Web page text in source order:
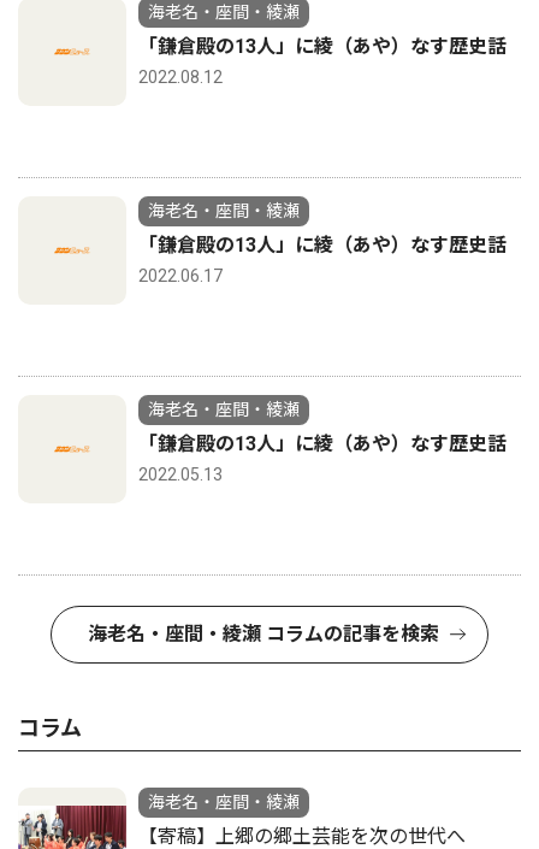
海老名・座間・綾瀬
「鎌倉殿の13人」に綾（あや）なす歴史話
2022.08.12
海老名・座間・綾瀬
「鎌倉殿の13人」に綾（あや）なす歴史話
2022.06.17
海老名・座間・綾瀬
「鎌倉殿の13人」に綾（あや）なす歴史話
2022.05.13
海老名・座間・綾瀬 コラムの記事を検索
コラム
海老名・座間・綾瀬
【寄稿】上郷の郷土芸能を次の世代へ